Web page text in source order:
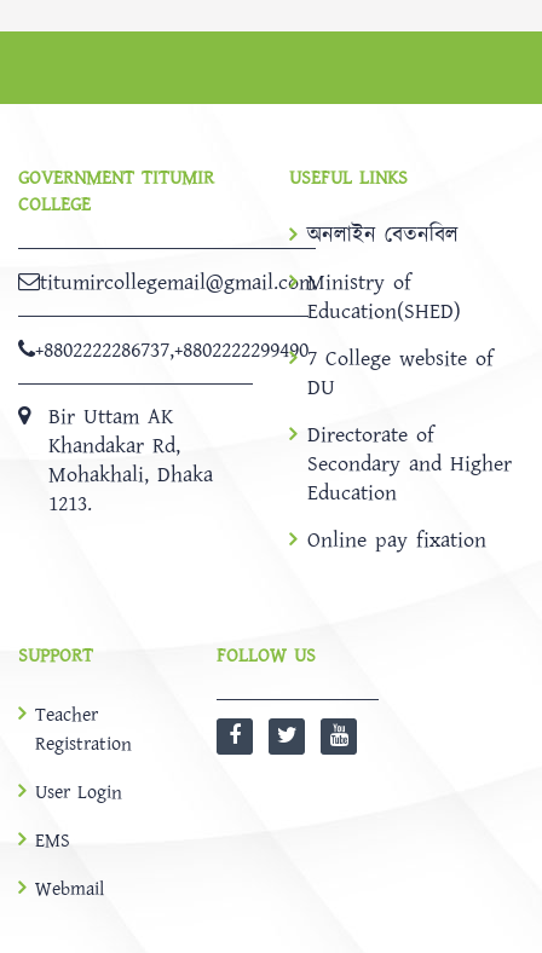
GOVERNMENT TITUMIR
COLLEGE
titumircollegemail@gmail.com
+8802222286737,+8802222299490
Bir Uttam AK
Khandakar Rd,
Mohakhali, Dhaka
1213.
USEFUL LINKS
অনলাইন বেতনবিল
Ministry of
Education(SHED)
7 College website of
DU
Directorate of
Secondary and Higher
Education
Online pay fixation
SUPPORT
Teacher
Registration
User Login
EMS
Webmail
FOLLOW US